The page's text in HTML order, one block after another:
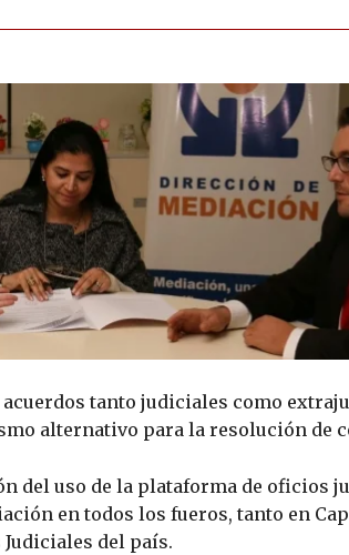
tanto judiciales como
alternativo para la resolución de
del uso de la plataforma de oficios
en todos los fueros, tanto en
del país.